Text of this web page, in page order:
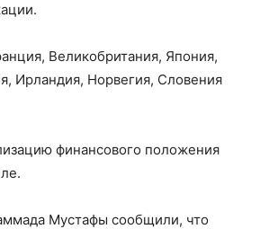
Великобритания, Япония,
Ирландия, Норвегия, Словения
финансового положения
Мустафы сообщили, что